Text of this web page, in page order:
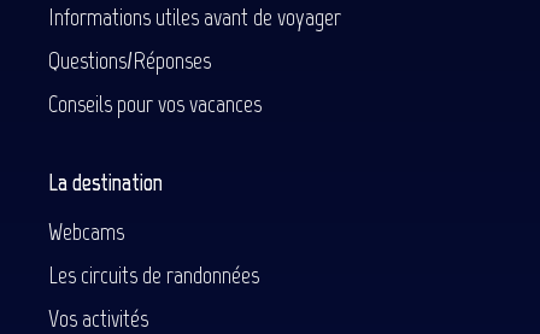
Informations utiles avant de voyager
Questions/Réponses
Conseils pour vos vacances
La destination
Webcams
Les circuits de randonnées
Vos activités